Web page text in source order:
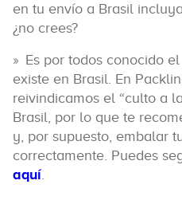
en tu envío a Brasil
¿no crees?
Es por todos conocido
existe en Brasil. En
reivindicamos el “culto a
Brasil, por lo que te
y, por supuesto, embalar
correctamente. Puedes
aquí.